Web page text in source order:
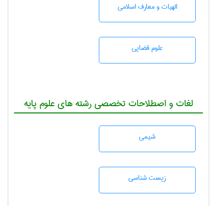
الهیات و معارف اسلامی
علوم قضایی
لغات و اصطلاحات تخصصی رشته های علوم پایه
شيمی
زيست شناسی